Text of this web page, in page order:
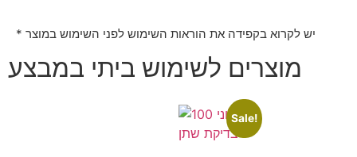
* יש לקרוא בקפידה את הוראות השימוש לפני השימוש במוצר
מוצרים לשימוש ביתי במבצע
Sale!